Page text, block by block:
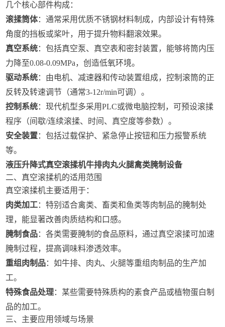
几个核心部件构成：
滚揉筒体：通常采用优质不锈钢材料制成，内部设计有特殊
角度的挡板或桨叶，用于提升物料翻滚效果。
真空系统：包括真空泵、真空表和密封装置，能够将筒内压
力降至0.08-0.09MPa，创造低氧环境。
驱动系统：由电机、减速器和传动装置组成，控制滚筒的正
反转及转速调节（通常3-12r/min可调）。
控制系统：现代机型多采用PLC或微电脑控制，可预设滚揉
程序（间歇/连续滚揉、时间、真空度等参数）。
安全装置：包括过载保护、紧急停止按钮和压力报警系统
等。
液压升降式真空滚揉机牛排肉丸火腿禽类腌制设备
二、真空滚揉机的适用范围
真空滚揉机主要适用于：
肉类加工：特别适合禽类、畜类和鱼类等肉制品的腌制处
理，能显著改善肉质结构和口感。
腌制食品：各类需要腌制的食品原料，通过真空滚揉可加速
腌制过程，提高调味料渗透效率。
重组肉制品：如牛排、肉丸、火腿等重组肉制品的生产加
工。
特殊食品处理：某些需要特殊质构的素食产品或植物蛋白制
品的加工。
三、主要应用领域与场景